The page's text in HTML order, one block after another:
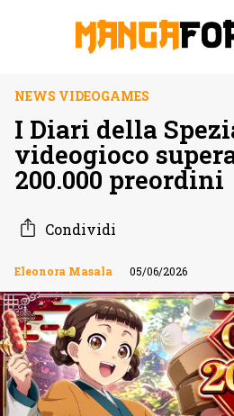
NEWS VIDEOGAMES
I Diari della
videogioco
200.000 preordini
Condividi
Eleonora Masala 05/06/2026